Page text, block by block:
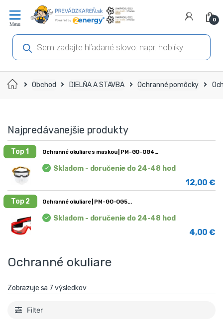
navigáciu
obsah
0
Products
search
Domov Obchod DIELŇA A STAVBA Ochranné pomôcky
Najpredávanejšie produkty
Top 1 Ochranné okuliare s maskou | PM-GO-OG4
12,00€
Skladom - doručenie do 24-48 hod
Top 2 Ochranné okuliare | PM-GO-OG5
4,00€
Skladom - doručenie do 24-48 hod
Ochranné okuliare
Zobrazuje sa 7 výsledkov
Filter